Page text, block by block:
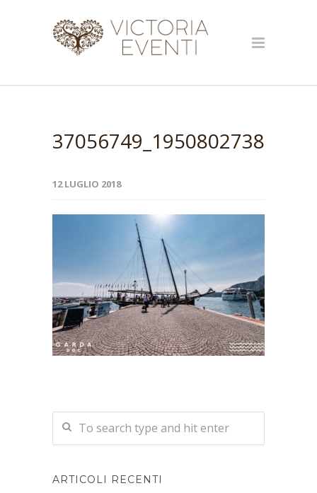
12 LUGLIO 2018
ARTICOLI RECENTI